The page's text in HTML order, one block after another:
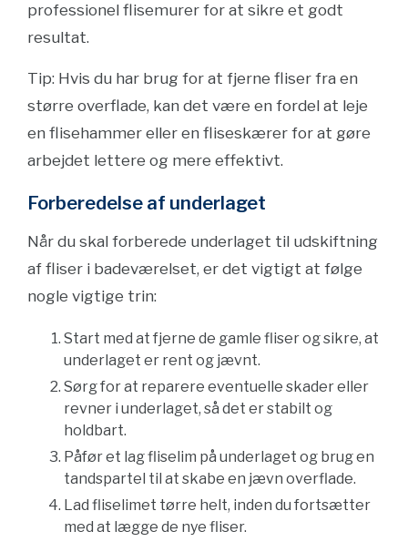
professionel flisemurer for at sikre et godt
resultat.
Tip: Hvis du har brug for at fjerne fliser fra en
større overflade, kan det være en fordel at leje
en flisehammer eller en fliseskærer for at gøre
arbejdet lettere og mere effektivt.
Forberedelse af underlaget
Når du skal forberede underlaget til udskiftning
af fliser i badeværelset, er det vigtigt at følge
nogle vigtige trin:
Start med at fjerne de gamle fliser og sikre, at
underlaget er rent og jævnt.
Sørg for at reparere eventuelle skader eller
revner i underlaget, så det er stabilt og
holdbart.
Påfør et lag fliselim på underlaget og brug en
tandspartel til at skabe en jævn overflade.
Lad fliselimet tørre helt, inden du fortsætter
med at lægge de nye fliser.